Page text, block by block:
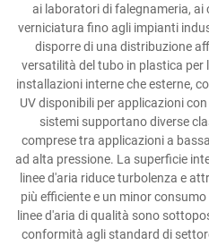
ai laboratori di falegnameria, ai
verniciatura fino agli impianti
disporre di una distribuzione
versatilità del tubo in plastica per
installazioni interne che esterne,
UV disponibili per applicazioni
sistemi supportano diverse
comprese tra applicazioni a
ad alta pressione. La superficie
linee d'aria riduce turbolenza e
più efficiente e un minor
linee d'aria di qualità sono
conformità agli standard di